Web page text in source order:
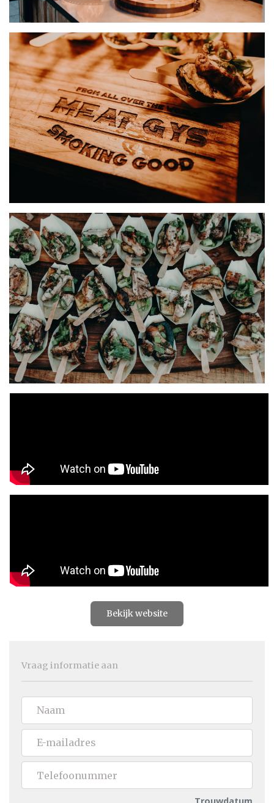
Bekijk website
Vraag informatie aan